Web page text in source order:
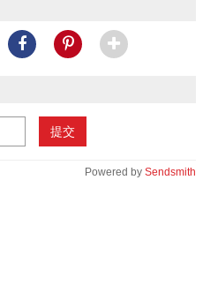
提交
Powered by Sendsmith